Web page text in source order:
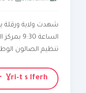
الساعة
تنظيم الصالون الوطني
Ɣri-t s lferh